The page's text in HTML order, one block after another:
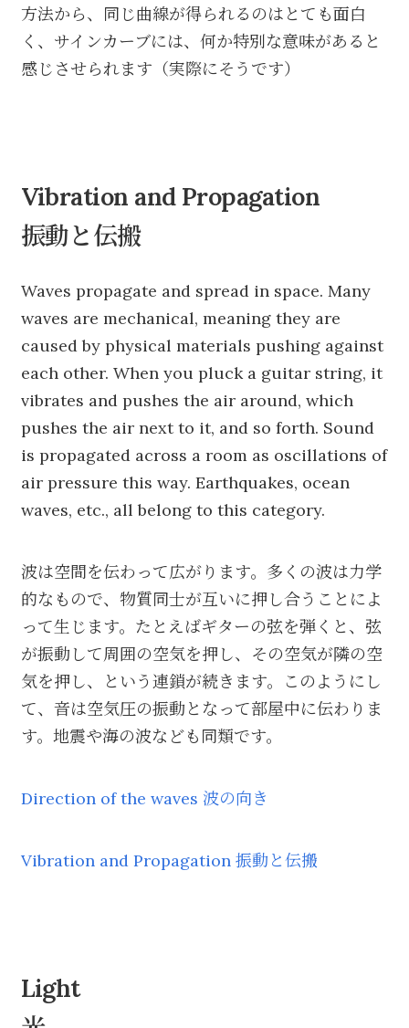
方法から、同じ曲線が得られるのはとても面白
く、サインカーブには、何か特別な意味があると
感じさせられます（実際にそうです）
Vibration and Propagation
振動と伝搬
Waves propagate and spread in space. Many
waves are mechanical, meaning they are
caused by physical materials pushing against
each other. When you pluck a guitar string, it
vibrates and pushes the air around, which
pushes the air next to it, and so forth. Sound
is propagated across a room as oscillations of
air pressure this way. Earthquakes, ocean
waves, etc., all belong to this category.
波は空間を伝わって広がります。多くの波は力学
的なもので、物質同士が互いに押し合うことによ
って生じます。たとえばギターの弦を弾くと、弦
が振動して周囲の空気を押し、その空気が隣の空
気を押し、という連鎖が続きます。このようにし
て、音は空気圧の振動となって部屋中に伝わりま
す。地震や海の波なども同類です。
Direction of the waves 波の向き
Vibration and Propagation 振動と伝搬
Light